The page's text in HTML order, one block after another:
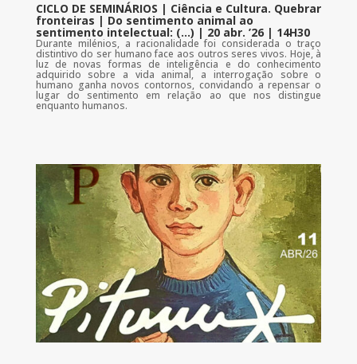
CICLO DE SEMINÁRIOS | Ciência e Cultura. Quebrar
fronteiras | Do sentimento animal ao
sentimento intelectual: (…) | 20 abr. ’26 | 14H30
Durante milénios, a racionalidade foi considerada o traço
distintivo do ser humano face aos outros seres vivos. Hoje, à
luz de novas formas de inteligência e do conhecimento
adquirido sobre a vida animal, a interrogação sobre o
humano ganha novos contornos, convidando a repensar o
lugar do sentimento em relação ao que nos distingue
enquanto humanos.